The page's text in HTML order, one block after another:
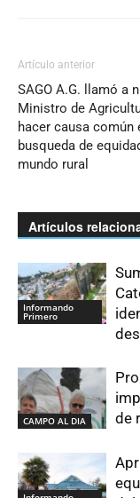
Artículo anterior
SAGO A.G. llamó a
Ministro de
hacer causa común
busqueda de
mundo rural
Artículos
Informando
Primero
CAMPO AL DIA
de